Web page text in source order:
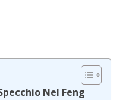
Nel Feng